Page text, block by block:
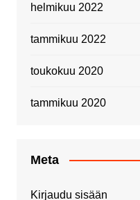
helmikuu 2022
tammikuu 2022
toukokuu 2020
tammikuu 2020
Meta
Kirjaudu sisään